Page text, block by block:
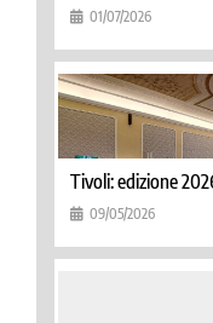
01/07/2026
Tivoli: edizione
09/05/2026